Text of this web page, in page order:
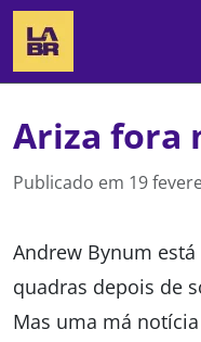
Ariza fora
Publicado em 19
Andrew Bynum
quadras depois de
Mas uma má